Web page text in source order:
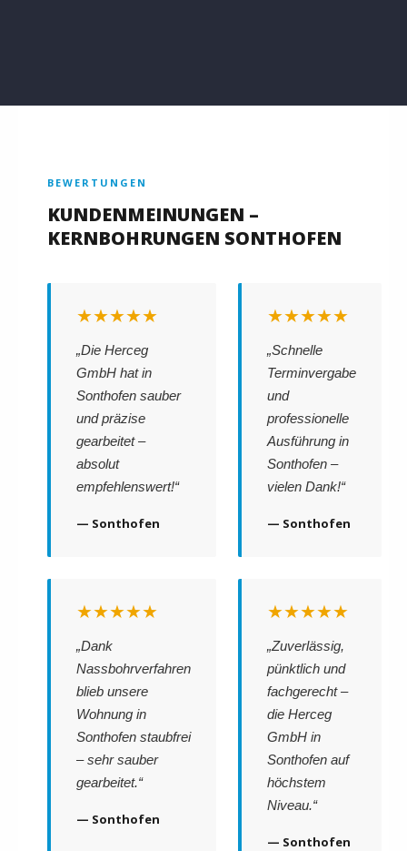
BEWERTUNGEN
KUNDENMEINUNGEN –
KERNBOHRUNGEN SONTHOFEN
★★★★★
„Die Herceg
GmbH hat in
Sonthofen sauber
und präzise
gearbeitet –
absolut
empfehlenswert!“
— Sonthofen
★★★★★
„Schnelle
Terminvergabe
und
professionelle
Ausführung in
Sonthofen –
vielen Dank!“
— Sonthofen
★★★★★
„Dank
Nassbohrverfahren
blieb unsere
Wohnung in
Sonthofen staubfrei
– sehr sauber
gearbeitet.“
— Sonthofen
★★★★★
„Zuverlässig,
pünktlich und
fachgerecht –
die Herceg
GmbH in
Sonthofen auf
höchstem
Niveau.“
— Sonthofen